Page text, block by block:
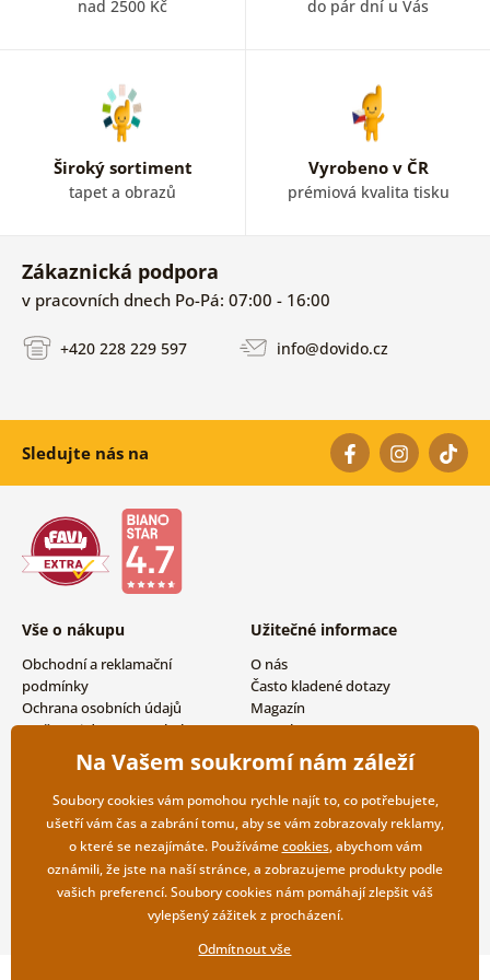
nad 2500 Kč do pár dní u Vás
Široký sortiment
tapet a obrazů
Vyrobeno v ČR
prémiová kvalita tisku
Zákaznická podpora
v pracovních dnech Po-Pá: 07:00 - 16:00
+420 228 229 597 info@dovido.cz
Sledujte nás na
Vše o nákupu
Obchodní a reklamační
podmínky
Ochrana osobních údajů
Možnosti dopravy a platby
Vrácení zboží
Užitečné informace
O nás
Často kladené dotazy
Magazín
Kontakty
Velkoobchodní spolupráce
Na Vašem soukromí nám záleží
Soubory cookies vám pomohou rychle najít to, co potřebujete,
ušetří vám čas a zabrání tomu, aby se vám zobrazovaly reklamy,
o které se nezajímáte. Používámecookies, abychom vám
oznámili, že jste na naší stránce, a zobrazujeme produkty podle
vašich preferencí. Soubory cookies nám pomáhají zlepšit váš
vylepšený zážitek z procházení.
Odmítnout vše